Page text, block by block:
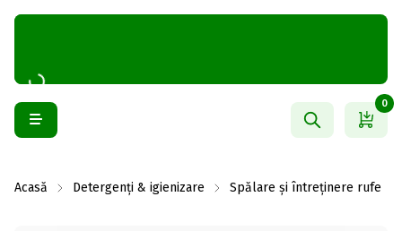
0
Acasă Detergenți & igienizare Spălare și întreținere rufe